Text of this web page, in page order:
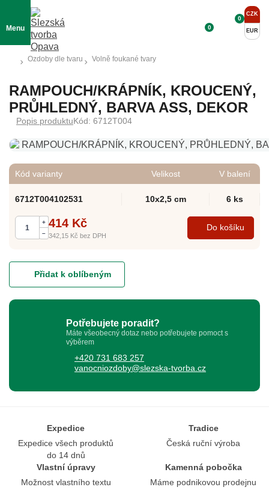
Menu 0
CZK
EUR
0
Ozdoby dle tvaru Volně foukané tvary
RAMPOUCH/KRÁPNÍK, KROUCENÝ,
PRŮHLEDNÝ, BARVA ASS, DEKOR
Popis produktuKód: 6712T004
Kód varianty Velikost V balení
6712T004102531 10x2,5 cm 6 ks
+
–
414 Kč
342,15 Kč bez DPH
Do košíku
Přidat k oblíbeným
Potřebujete poradit?
Máte všeobecný dotaz nebo potřebujete pomoct s
výběrem
+420 731 683 257
vanocniozdoby@slezska-tvorba.cz
Expedice
Expedice všech produktů
do 14 dnů
Tradice
Česká ruční výroba
Vlastní úpravy
Možnost vlastního textu
Kamenná pobočka
Máme podnikovou prodejnu